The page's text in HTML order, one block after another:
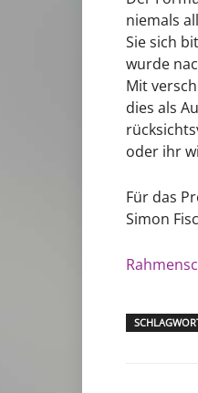
niemals
Sie sich
wurde
Mit
dies als
oder ihr
Für das
Simon